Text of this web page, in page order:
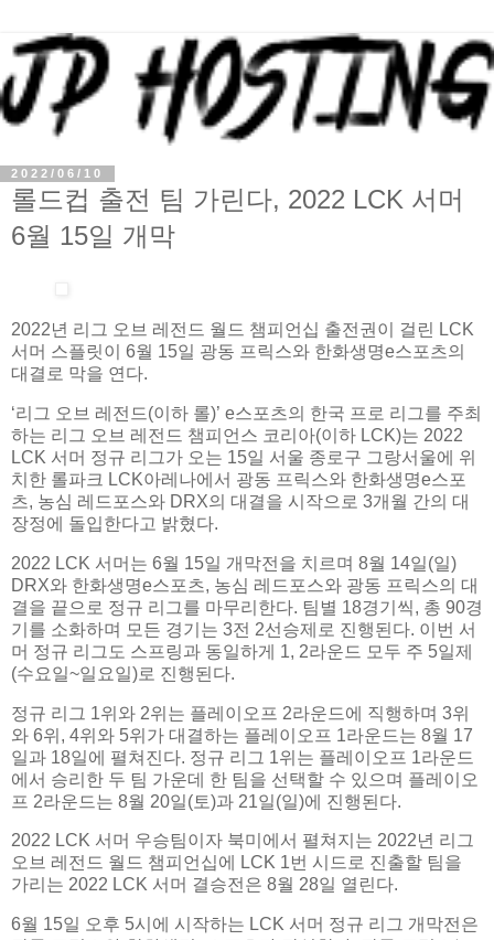
2022/06/10
롤드컵 출전 팀 가린다, 2022 LCK 서머
6월 15일 개막
2022년 리그 오브 레전드 월드 챔피언십 출전권이 걸린 LCK
서머 스플릿이 6월 15일 광동 프릭스와 한화생명e스포츠의
대결로 막을 연다.
‘리그 오브 레전드(이하 롤)’ e스포츠의 한국 프로 리그를 주최
하는 리그 오브 레전드 챔피언스 코리아(이하 LCK)는 2022
LCK 서머 정규 리그가 오는 15일 서울 종로구 그랑서울에 위
치한 롤파크 LCK아레나에서 광동 프릭스와 한화생명e스포
츠, 농심 레드포스와 DRX의 대결을 시작으로 3개월 간의 대
장정에 돌입한다고 밝혔다.
2022 LCK 서머는 6월 15일 개막전을 치르며 8월 14일(일)
DRX와 한화생명e스포츠, 농심 레드포스와 광동 프릭스의 대
결을 끝으로 정규 리그를 마무리한다. 팀별 18경기씩, 총 90경
기를 소화하며 모든 경기는 3전 2선승제로 진행된다. 이번 서
머 정규 리그도 스프링과 동일하게 1, 2라운드 모두 주 5일제
(수요일~일요일)로 진행된다.
정규 리그 1위와 2위는 플레이오프 2라운드에 직행하며 3위
와 6위, 4위와 5위가 대결하는 플레이오프 1라운드는 8월 17
일과 18일에 펼쳐진다. 정규 리그 1위는 플레이오프 1라운드
에서 승리한 두 팀 가운데 한 팀을 선택할 수 있으며 플레이오
프 2라운드는 8월 20일(토)과 21일(일)에 진행된다.
2022 LCK 서머 우승팀이자 북미에서 펼쳐지는 2022년 리그
오브 레전드 월드 챔피언십에 LCK 1번 시드로 진출할 팀을
가리는 2022 LCK 서머 결승전은 8월 28일 열린다.
6월 15일 오후 5시에 시작하는 LCK 서머 정규 리그 개막전은